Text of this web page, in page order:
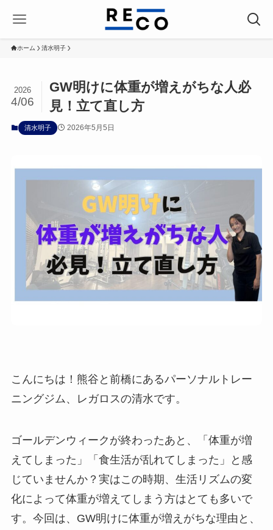
ホーム 清水明子
GW明けに体重が増えがちな人必
見！立て直し方
2026
4/06
清水明子 2026年5月5日
こんにちは！熊谷と前橋にあるパーソナルトレー
ニングジム、レガロスの清水です。
ゴールデンウィークが終わったあと、「体重が増
えてしまった」「食生活が乱れてしまった」と感
じていませんか？実はこの時期、生活リズムの変
化によって体重が増えてしまう方はとても多いで
す。今回は、GW明けに体重が増えがちな理由と、